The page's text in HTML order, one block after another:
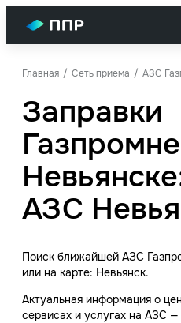
Главная Сеть приема АЗС
Заправки
АЗС
Поиск ближайшей АЗС
или на карте: Невьянск.
Актуальная информация о
сервисах и услугах на АЗС